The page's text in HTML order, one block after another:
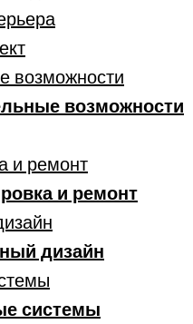
возможности
возможности
и ремонт
и ремонт
дизайн
системы